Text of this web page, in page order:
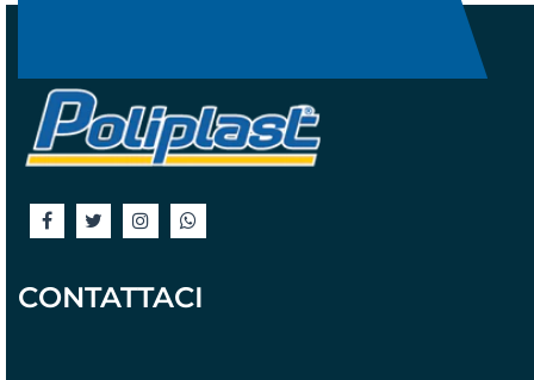
CONTATTACI